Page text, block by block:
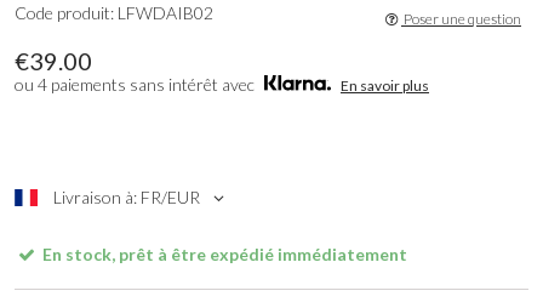
€39.00
ou 4 paiements sans intérêt avec En savoir plus
Livraison à: FR/EUR
Code produit: LFWDAIB02 Poser une question
En stock, prêt à être expédié immédiatement